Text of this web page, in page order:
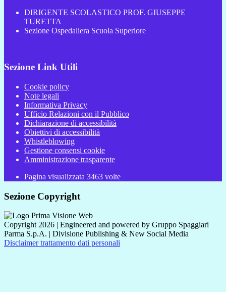
DIRIGENTE SCOLASTICO PROF. GIUSEPPE
TURETTA
Sezione Ospedaliera Scuola Superiore
Sezione Link Utili
Cookie policy
Note legali
Informativa Privacy
Ufficio Relazioni con il Pubblico
Dichiarazione di accessibilità
Obiettivi di accessibilità
Whistleblowing
Gestione consensi cookie
Amministrazione trasparente
Pagina visualizzata 3463 volte
Sezione Copyright
Copyright 2026 | Engineered and powered by Gruppo Spaggiari
Parma S.p.A. | Divisione Publishing & New Social Media
Disclaimer trattamento dati personali